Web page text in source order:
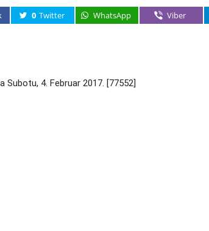
0 Twitter WhatsApp Viber
Subotu, 4. Februar 2017. [77552]